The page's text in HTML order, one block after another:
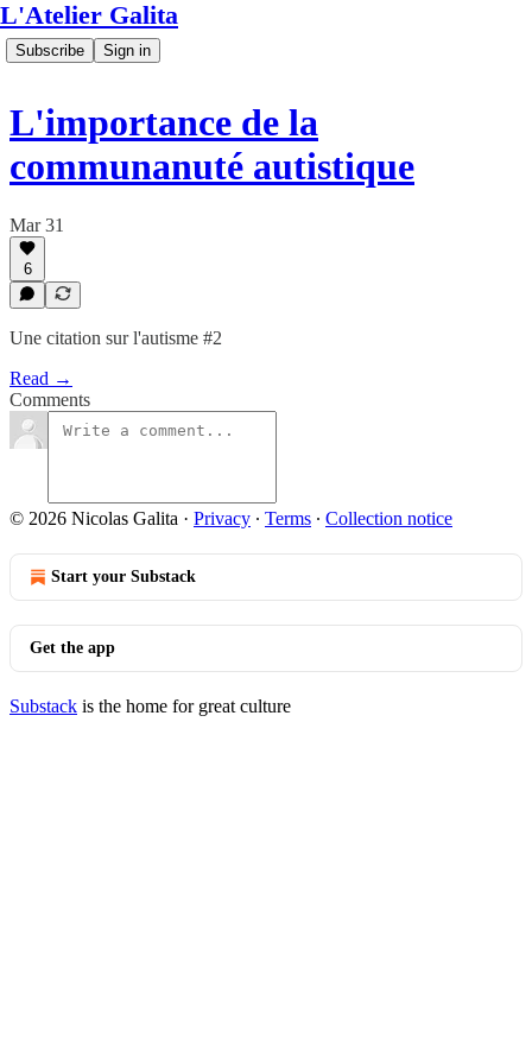
L'Atelier Galita
Subscribe Sign in
L'importance de la
communanuté autistique
Mar 31
6
Une citation sur l'autisme #2
Read →
Comments
© 2026 Nicolas Galita · Privacy ∙ Terms ∙ Collection notice
Start your Substack
Get the app
Substack is the home for great culture